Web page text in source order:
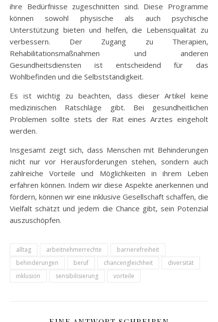
ihre Bedürfnisse zugeschnitten sind. Diese Programme
können sowohl physische als auch psychische
Unterstützung bieten und helfen, die Lebensqualität zu
verbessern. Der Zugang zu Therapien,
Rehabilitationsmaßnahmen und anderen
Gesundheitsdiensten ist entscheidend für das
Wohlbefinden und die Selbstständigkeit.
Es ist wichtig zu beachten, dass dieser Artikel keine
medizinischen Ratschläge gibt. Bei gesundheitlichen
Problemen sollte stets der Rat eines Arztes eingeholt
werden.
Insgesamt zeigt sich, dass Menschen mit Behinderungen
nicht nur vor Herausforderungen stehen, sondern auch
zahlreiche Vorteile und Möglichkeiten in ihrem Leben
erfahren können. Indem wir diese Aspekte anerkennen und
fördern, können wir eine inklusive Gesellschaft schaffen, die
Vielfalt schätzt und jedem die Chance gibt, sein Potenzial
auszuschöpfen.
alltag arbeitnehmerrechte
barrierefreiheit
behinderungen
beruf chancengleichheit
diversität
inklusion
sensibilisierung vorteile